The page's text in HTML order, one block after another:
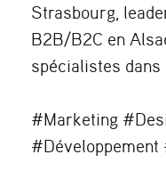
Strasbourg,
B2B/B2C en
spécialistes
#Marketing
#Développement